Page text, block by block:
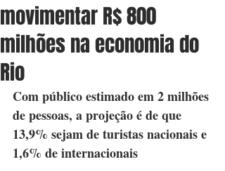
movimentar R$ 800
milhões na economia do
Rio
Com público estimado em 2 milhões
de pessoas, a projeção é de que
13,9% sejam de turistas nacionais e
1,6% de internacionais